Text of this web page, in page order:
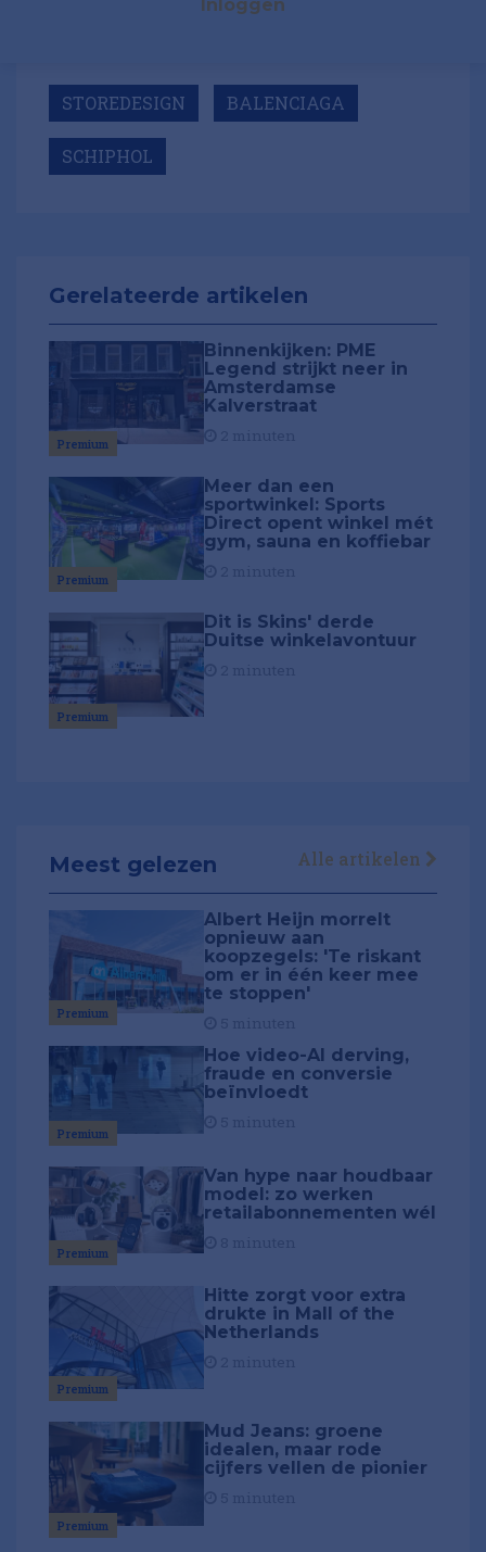
Inloggen
STOREDESIGN BALENCIAGA
SCHIPHOL
Gerelateerde artikelen
Premium
Binnenkijken: PME
Legend strijkt neer in
Amsterdamse
Kalverstraat
Premium
Meer dan een
sportwinkel: Sports
Direct opent winkel mét
gym, sauna en koffiebar
Premium
Dit is Skins' derde
Duitse winkelavontuur
Meest gelezen Alle artikelen
Premium
Albert Heijn morrelt
opnieuw aan
koopzegels: 'Te riskant
om er in één keer mee
te stoppen'
Premium
Hoe video-AI derving,
fraude en conversie
beïnvloedt
Premium
Van hype naar houdbaar
model: zo werken
retailabonnementen wél
Premium
Hitte zorgt voor extra
drukte in Mall of the
Netherlands
Premium
Mud Jeans: groene
idealen, maar rode
cijfers vellen de pionier